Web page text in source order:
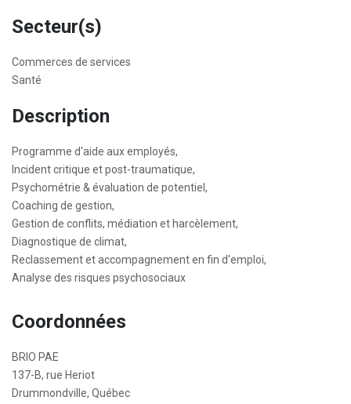
Secteur(s)
Commerces de services
Santé
Description
Programme d'aide aux employés,
Incident critique et post-traumatique,
Psychométrie & évaluation de potentiel,
Coaching de gestion,
Gestion de conflits, médiation et harcèlement,
Diagnostique de climat,
Reclassement et accompagnement en fin d'emploi,
Analyse des risques psychosociaux
Coordonnées
BRIO PAE
137-B, rue Heriot
Drummondville, Québec